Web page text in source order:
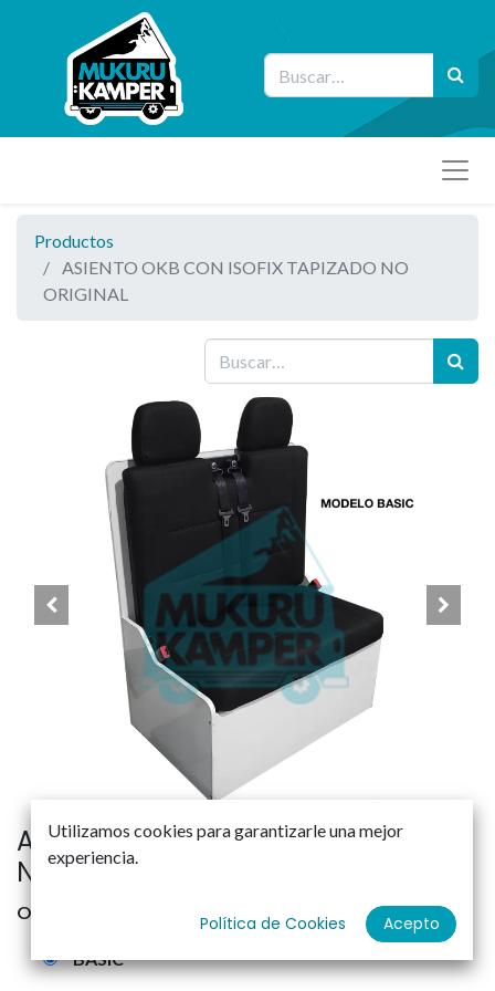
Productos
ASIENTO OKB CON ISOFIX TAPIZADO NO
ORIGINAL
ASIENTO OKB CON ISOFIX TAPIZADO
NO ORIGINAL
OPCIONES DE TAPIZADO
BASIC
Utilizamos cookies para garantizarle una mejor
experiencia.
Política de Cookies Acepto